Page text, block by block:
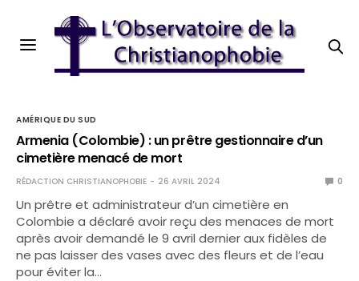
AMÉRIQUE DU SUD
Armenia (Colombie) : un prêtre gestionnaire d’un
cimetière menacé de mort
RÉDACTION CHRISTIANOPHOBIE 26 AVRIL 2024 0
Un prêtre et administrateur d’un cimetière en
Colombie a déclaré avoir reçu des menaces de mort
après avoir demandé le 9 avril dernier aux fidèles de
ne pas laisser des vases avec des fleurs et de l’eau
pour éviter la…